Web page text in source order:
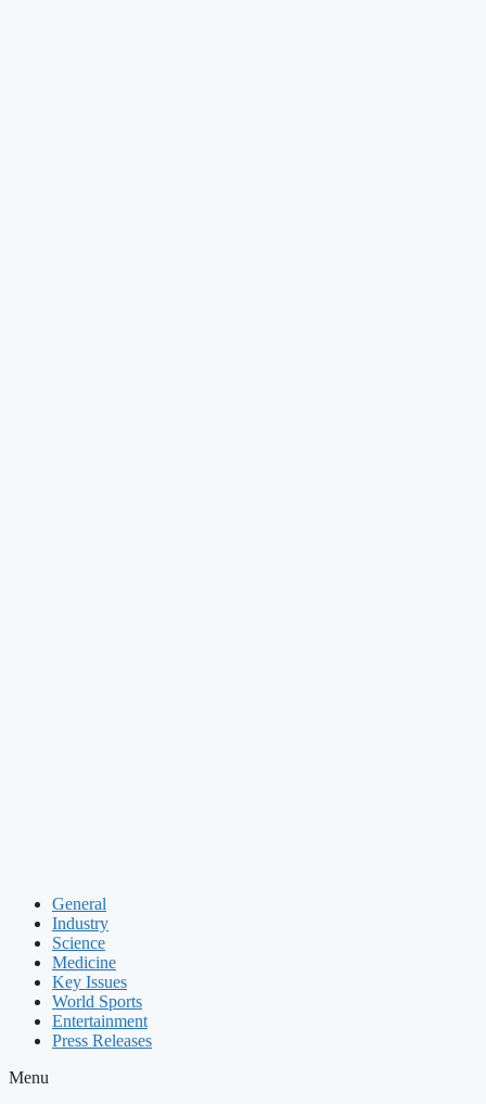
General
Industry
Science
Medicine
Key Issues
World Sports
Entertainment
Press Releases
Menu